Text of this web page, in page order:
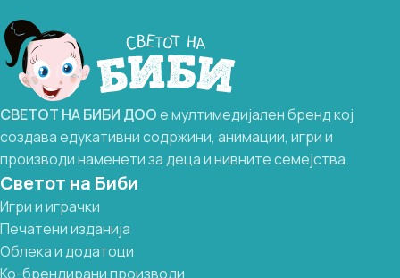
СВЕТОТ НАБИБИ ДООе мултимедијален бренд кој
создава едукативни содржини, анимации, игри и
производи наменети за деца и нивните семејства.
Светот на Биби
Игри и играчки
Печатени изданија
Облека и додатоци
Ко-брендирани производи